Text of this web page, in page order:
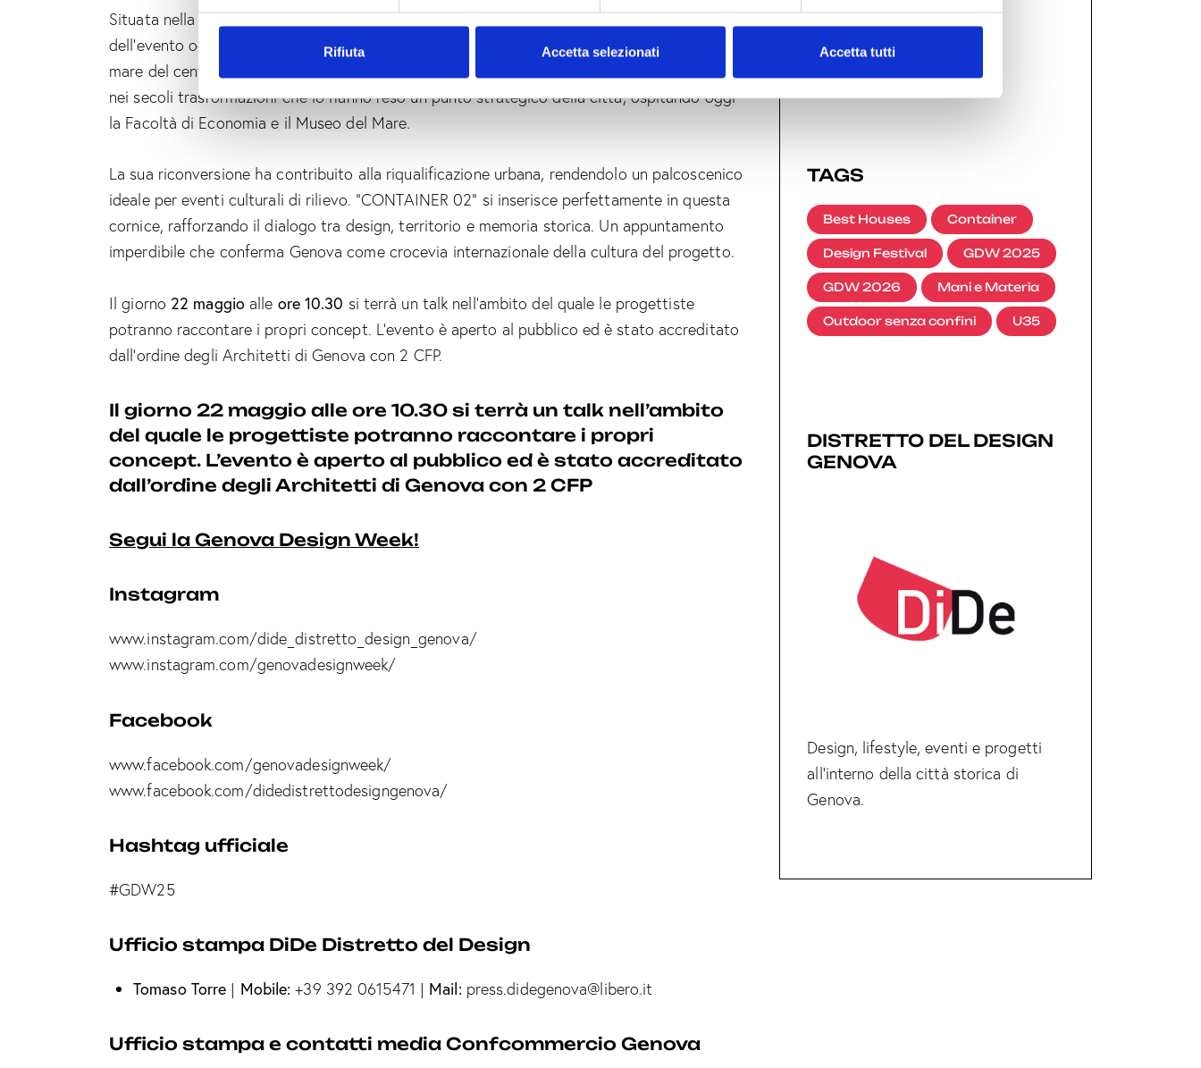
o
n
e
d
c
o
n
s
s
o
Rifiuta Accetta selezionati Accetta tutti
Situata nella Darsena comunale, tra gli edifici del Metellino e del Galata, la nuova sede
dell’evento occupa un’area di circa 10.000 mq nel Porto Vecchio di Genova, lungo il fronte a
mare del centro storico. Questo spazio, nato nel contesto dell’antico Arsenale, ha subito
nei secoli trasformazioni che lo hanno reso un punto strategico della città, ospitando oggi
la Facoltà di Economia e il Museo del Mare.
La sua riconversione ha contribuito alla riqualificazione urbana, rendendolo un palcoscenico
ideale per eventi culturali di rilievo. “CONTAINER 02” si inserisce perfettamente in questa
cornice, rafforzando il dialogo tra design, territorio e memoria storica. Un appuntamento
imperdibile che conferma Genova come crocevia internazionale della cultura del progetto.
Il giorno 22 maggio alle ore 10.30 si terrà un talk nell’ambito del quale le progettiste
potranno raccontare i propri concept. L’evento è aperto al pubblico ed è stato accreditato
dall’ordine degli Architetti di Genova con 2 CFP.
Il giorno 22 maggio alle ore 10.30 si terrà un talk nell’ambito
del quale le progettiste potranno raccontare i propri
concept. L’evento è aperto al pubblico ed è stato accreditato
dall’ordine degli Architetti di Genova con 2 CFP
Segui la Genova Design Week!
Instagram
www.instagram.com/dide_distretto_design_genova/
www.instagram.com/genovadesignweek/
Facebook
www.facebook.com/genovadesignweek/
www.facebook.com/didedistrettodesigngenova/
Hashtag ufficiale
#GDW25
Ufficio stampa DiDe Distretto del Design
Tomaso Torre | Mobile: +39 392 0615471 | Mail: press.didegenova@libero.it
Ufficio stampa e contatti media Confcommercio Genova
TAGS
Best Houses Container
Design Festival GDW 2025
GDW 2026 Mani e Materia
Outdoor senza confini U35
DISTRETTO DEL DESIGN
GENOVA
Design, lifestyle, eventi e progetti
all’interno della città storica di
Genova.